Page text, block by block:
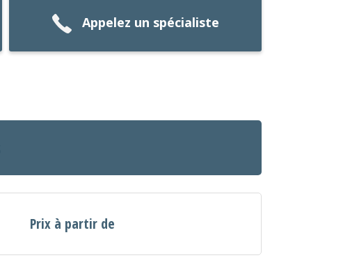
Appelez un spécialiste
Prix à partir de